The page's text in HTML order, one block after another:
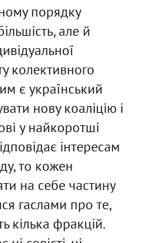
порядку
але й
колективного
є український
нову коаліцію і
у найкоротші
інтересам
то кожен
на себе частину
гаслами про те,
кілька фракцій.